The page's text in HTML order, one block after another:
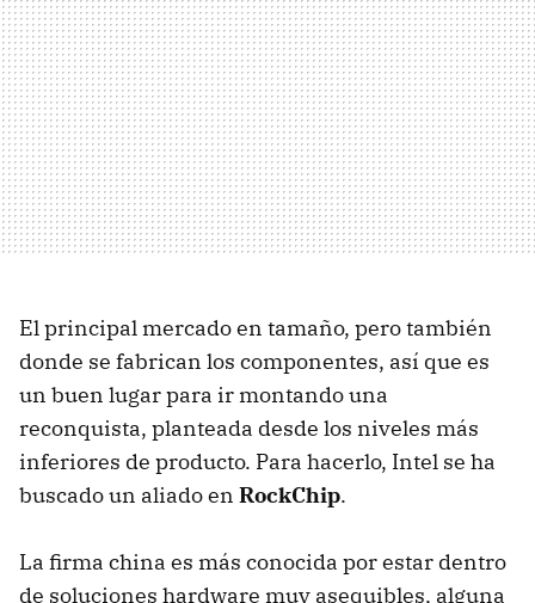
El principal mercado en tamaño, pero también
donde se fabrican los componentes, así que es
un buen lugar para ir montando una
reconquista, planteada desde los niveles más
inferiores de producto. Para hacerlo, Intel se ha
buscado un aliado en RockChip.
La firma china es más conocida por estar dentro
de soluciones hardware muy asequibles, alguna